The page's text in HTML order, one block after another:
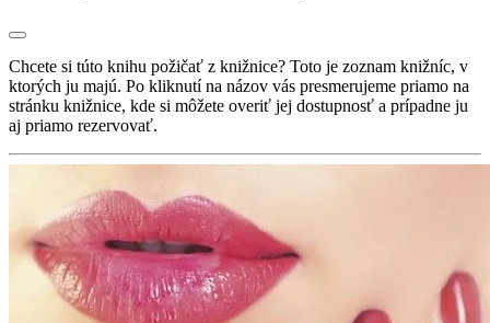
Chcete si túto knihu požičať z knižnice? Toto je zoznam knižníc, v
ktorých ju majú. Po kliknutí na názov vás presmerujeme priamo na
stránku knižnice, kde si môžete overiť jej dostupnosť a prípadne ju
aj priamo rezervovať.